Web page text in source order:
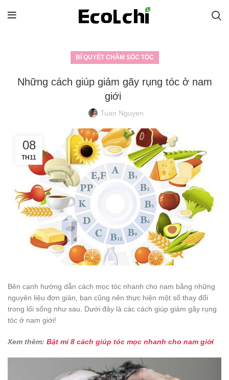
BÍ QUYẾT CHĂM SÓC TÓC
Những cách giúp giảm gãy rụng tóc ở nam
giới
Tuan Nguyen
08
TH11
Bên cạnh hướng dẫn cách mọc tóc nhanh cho nam bằng những
nguyên liệu đơn giản, bạn cũng nên thực hiện một số thay đổi
trong lối sống như sau. Dưới đây là các cách giúp giảm gãy rụng
tóc ở nam giới!
Xem thêm: Bật mí 8 cách giúp tóc mọc nhanh cho nam giới